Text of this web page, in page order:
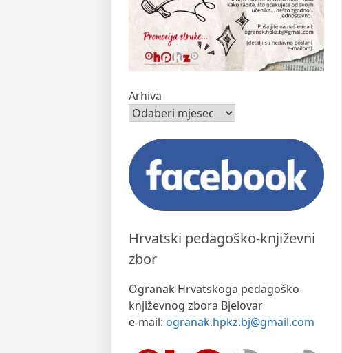
Arhiva
Hrvatski pedagoško-književni
zbor
Ogranak Hrvatskoga pedagoško-
književnog zbora Bjelovar
e-mail: ogranak.hpkz.bj@gmail.com